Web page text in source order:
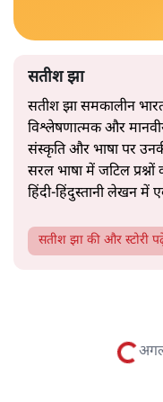
2019 के बही‑खाता
अब वे नार्थ ब्लॉक के हर
तरह बोलती हैं। लेकिन
उतनी ही अनुमानित और
सत्य हिन्दी ऐप
विश्लेषणात्मक और